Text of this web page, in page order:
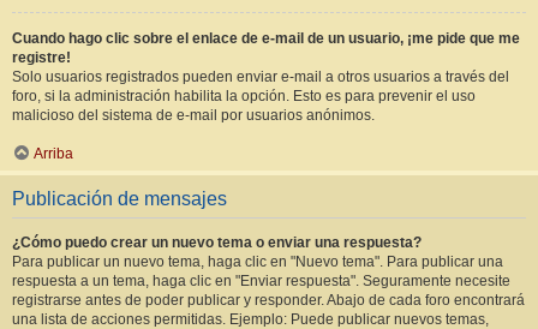
Cuando hago clic sobre el enlace de e-mail de un usuario, ¡me pide que me
registre!
Solo usuarios registrados pueden enviar e-mail a otros usuarios a través del
foro, si la administración habilita la opción. Esto es para prevenir el uso
malicioso del sistema de e-mail por usuarios anónimos.
Arriba
Publicación de mensajes
¿Cómo puedo crear un nuevo tema o enviar una respuesta?
Para publicar un nuevo tema, haga clic en "Nuevo tema". Para publicar una
respuesta a un tema, haga clic en "Enviar respuesta". Seguramente necesite
registrarse antes de poder publicar y responder. Abajo de cada foro encontrará
una lista de acciones permitidas. Ejemplo: Puede publicar nuevos temas,